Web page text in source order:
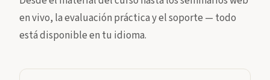
en vivo, la evaluación práctica y el soporte — todo
está disponible en tu idioma.